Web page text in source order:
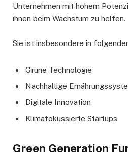
Unternehmen mit hohem
ihnen beim Wachstum zu helfen.
Sie ist insbesondere in
Grüne Technologie
Nachhaltige
Digitale Innovation
Klimafokussierte Startups
Green Generation